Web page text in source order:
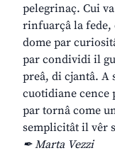
pelegrinaç. Cui
rinfuarçâ la fede,
dome par
par condividi il
preâ, di cjantâ. A
cuotidiane cence
par tornâ come
semplicitât il vêr
✒ Marta Vezzi